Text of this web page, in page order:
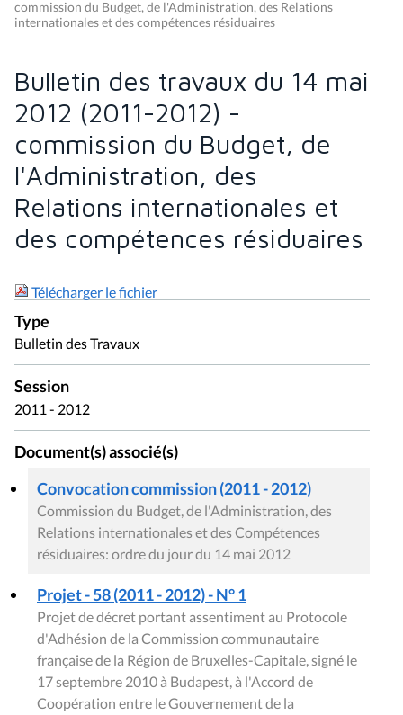
commission du Budget, de l'Administration, des Relations
internationales et des compétences résiduaires
Bulletin des travaux du 14 mai
2012 (2011-2012) -
commission du Budget, de
l'Administration, des
Relations internationales et
des compétences résiduaires
Télécharger le fichier
Type
Bulletin des Travaux
Session
2011 - 2012
Document(s) associé(s)
Convocation commission (2011 - 2012)
Commission du Budget, de l'Administration, des
Relations internationales et des Compétences
résiduaires: ordre du jour du 14 mai 2012
Projet - 58 (2011 - 2012) - N° 1
Projet de décret portant assentiment au Protocole
d'Adhésion de la Commission communautaire
française de la Région de Bruxelles-Capitale, signé le
17 septembre 2010 à Budapest, à l'Accord de
Coopération entre le Gouvernement de la